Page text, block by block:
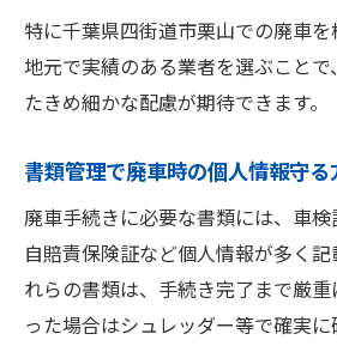
特に千葉県四街道市栗山での廃車を
地元で実績のある業者を選ぶこと
たきめ細かな配慮が期待できます。
書類管理で廃車時の個人情報守る
廃車手続きに必要な書類には、車検
自賠責保険証など個人情報が多く
れらの書類は、手続き完了まで厳
った場合はシュレッダー等で確実